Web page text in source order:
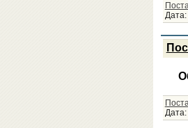
Дата:
Дата: